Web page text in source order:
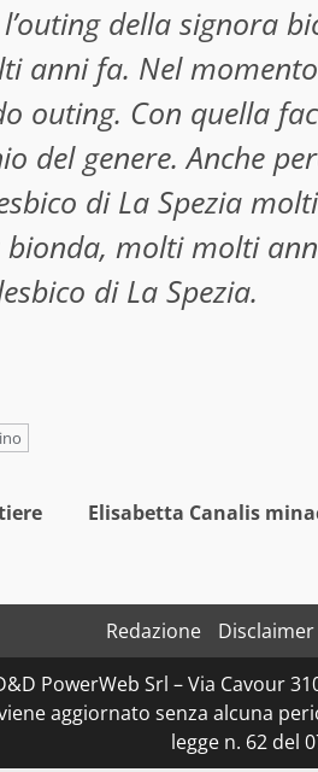
della signora
anni fa. Nel
outing. Con quella
del genere. Anche
di La Spezia
bionda, molti molti
di La Spezia.
Elisabetta Canalis
Redazione Disclaimer
PowerWeb Srl – Via Cavour
aggiornato senza alcuna
legge n. 62 del